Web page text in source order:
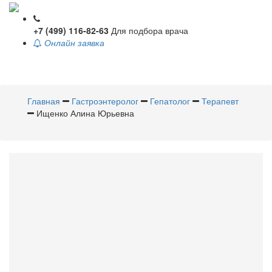
+7 (499) 116-82-63 Для подбора врача
Онлайн заявка
Главная
Гастроэнтеролог Гепатолог
Терапевт
Ищенко Алина Юрьевна